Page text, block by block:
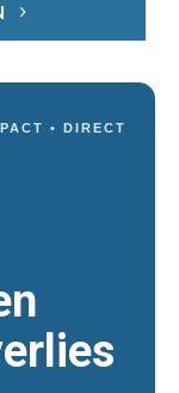
• DIRECT